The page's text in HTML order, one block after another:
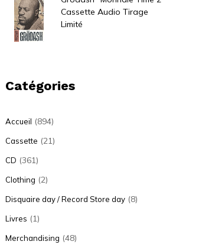
Cassette Audio Tirage
Limité
Catégories
Accueil (894)
Cassette (21)
CD (361)
Clothing (2)
Disquaire day / Record Store day (8)
Livres (1)
Merchandising (48)